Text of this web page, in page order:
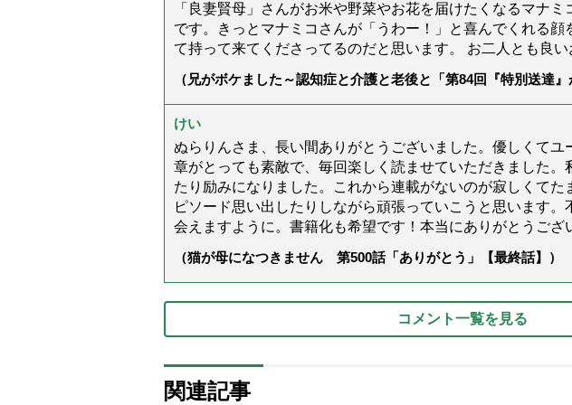
「良妻賢母」さんがお米や野菜やお花を届けたくなるマナ
です。きっとマナミコさんが「うわー！」と喜んでくれる顔
て持って来てくださってるのだと思います。 お二人とも良い
（兄がボケました～認知症と介護と老後と「第84回『特別送達
けい
ぬらりんさま、長い間ありがとうございました。優しくてユ
章がとっても素敵で、毎回楽しく読ませていただきました。
たり励みになりました。これから連載がないのが寂しくてた
ピソード思い出したりしながら頑張っていこうと思います。
会えますように。書籍化も希望です！本当にありがとうござ
（猫が母になつきません 第500話「ありがとう」【最終話】）
コメント一覧を見る
関連記事